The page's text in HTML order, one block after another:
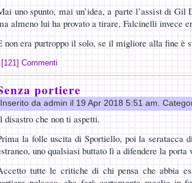
uno spunto, mai un’idea, a parte l’assist di Gil
almeno lui ha provato a tirare, Falcinelli invece
non era purtroppo il solo, se il migliore alla fine è
[121] Commenti
portiere
Inserito da admin il 19 Apr 2018 5:51 am.
disastro che non ti aspetti.
la folle uscita di Sportiello, poi la seratacca
uno qualsiasi buttato lì a difendere la porta
tutte le critiche di chi pensa che abbia